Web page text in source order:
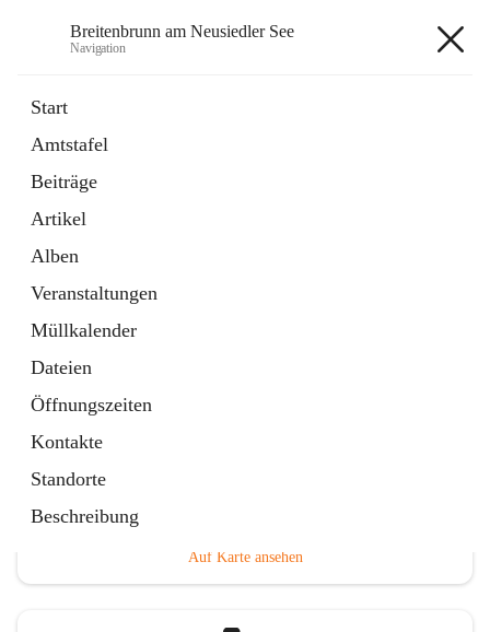
Breitenbrunn am Neusiedler See
Navigation
Start
Amtstafel
Beiträge
Artikel
Alben
Veranstaltungen
Müllkalender
Dateien
Öffnungszeiten
Kontakte
Standorte
Beschreibung
18 Schnellzugriffe
Gemeindeservice
Auf Karte ansehen